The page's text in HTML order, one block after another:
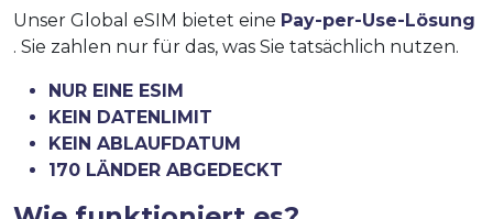
Unser Global eSIM bietet eine Pay-per-Use-Lösung
. Sie zahlen nur für das, was Sie tatsächlich nutzen.
NUR EINE ESIM
KEIN DATENLIMIT
KEIN ABLAUFDATUM
170 LÄNDER ABGEDECKT